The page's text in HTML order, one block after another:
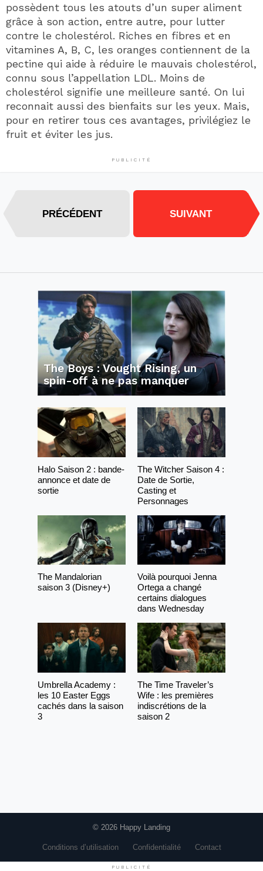
possèdent tous les atouts d’un super aliment
grâce à son action, entre autre, pour lutter
contre le cholestérol. Riches en fibres et en
vitamines A, B, C, les oranges contiennent de la
pectine qui aide à réduire le mauvais cholestérol,
connu sous l’appellation LDL. Moins de
cholestérol signifie une meilleure santé. On lui
reconnait aussi des bienfaits sur les yeux. Mais,
pour en retirer tous ces avantages, privilégiez le
fruit et éviter les jus.
PUBLICITÉ
PRÉCÉDENT SUIVANT
The Boys : Vought Rising, un
spin-off à ne pas manquer
Halo Saison 2 : bande-
annonce et date de
sortie
The Witcher Saison 4 :
Date de Sortie,
Casting et
Personnages
The Mandalorian
saison 3 (Disney+)
Voilà pourquoi Jenna
Ortega a changé
certains dialogues
dans Wednesday
Umbrella Academy :
les 10 Easter Eggs
cachés dans la saison
3
The Time Traveler’s
Wife : les premières
indiscrétions de la
saison 2
© 2026 Happy Landing
Conditions d’utilisation Confidentialité Contact
PUBLICITÉ